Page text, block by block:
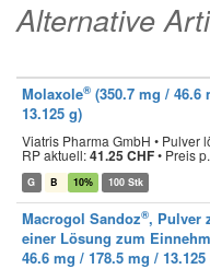
Alternative
Molaxole® (350.7 mg / 46.6
13.125 g)
Viatris Pharma GmbH • Pulver
RP aktuell:41.25 CHF• Preis
G B 10% 100 Stk
Macrogol Sandoz®, Pulver
einer Lösung zum
46.6 mg / 178.5 mg / 13.125